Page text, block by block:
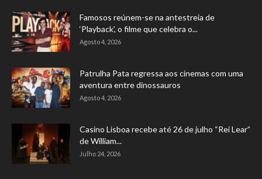
Famosos reúnem-se na antestreia de
‘Playback’, o filme que celebra o...
Agosto 4, 2026
Patrulha Pata regressa aos cinemas com uma
aventura entre dinossauros
Agosto 4, 2026
Casino Lisboa recebe até 26 de julho “Rei Lear”
de William...
Julho 24, 2026